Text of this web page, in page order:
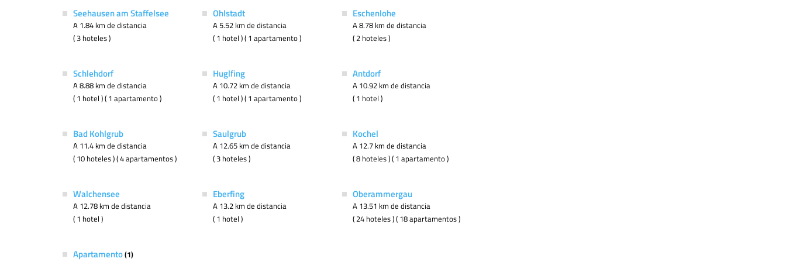
Seehausen am Staffelsee
A 1.84 km de distancia
( 3 hoteles )
Ohlstadt
A 5.52 km de distancia
( 1 hotel ) ( 1 apartamento )
Eschenlohe
A 8.78 km de distancia
( 2 hoteles )
Schlehdorf
A 8.88 km de distancia
( 1 hotel ) ( 1 apartamento )
Huglfing
A 10.72 km de distancia
( 1 hotel ) ( 1 apartamento )
Antdorf
A 10.92 km de distancia
( 1 hotel )
Bad Kohlgrub
A 11.4 km de distancia
( 10 hoteles ) ( 4 apartamentos )
Saulgrub
A 12.65 km de distancia
( 3 hoteles )
Kochel
A 12.7 km de distancia
( 8 hoteles ) ( 1 apartamento )
Walchensee
A 12.78 km de distancia
( 1 hotel )
Eberfing
A 13.2 km de distancia
( 1 hotel )
Oberammergau
A 13.51 km de distancia
( 24 hoteles ) ( 18 apartamentos )
Apartamento(1)